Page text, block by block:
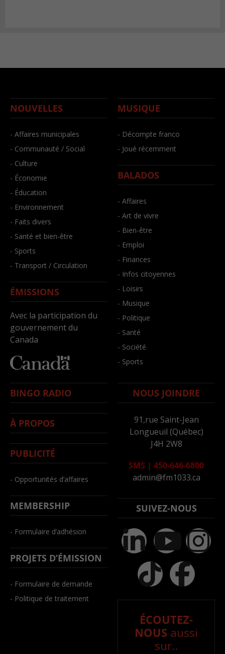
NOUVELLES
- Affaires municipales
- Communauté / Social
- Culture
- Économie
- Éducation
- Environnement
- Faits divers
- Santé et bien-être
- Sports
- Transport / Circulation
ÉMISSIONS
Avec la participation du
gouvernement du
Canada
MUSIQUE
- Décompte franco
- Joué récemment
BALADOS
- Affaires
- Art de vivre
- Bien-être
- Emploi
- Finances
- Infos citoyennes
- Loisirs
- Musique
- Politique
- Santé
- Société
- Sports
BINGO RADIO
À PROPOS
PUBLICITÉ
- Opportunités d’affaires
MEMBERSHIP
- Formulaire d’adhésion
PROJETS D’ÉMISSION
- Formulaire de demande
- Politique de traitement
NOUS JOINDRE
91,rue Saint-Jean
Longueuil (Québec)
J4H 2W8
SMS | 450-646-6800
admin@fm1033.ca
SUIVEZ-NOUS
ÉCOUTEZ-
NOUS aussi
sur..